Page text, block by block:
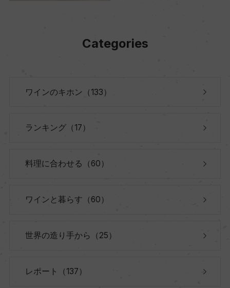
Categories
ワインのキホン（133）
ランキング（17）
料理に合わせる（60）
ワインと暮らす（60）
世界の造り手から（25）
レポート（137）